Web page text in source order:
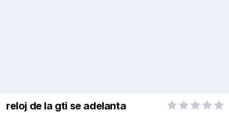
reloj de la gti se adelanta